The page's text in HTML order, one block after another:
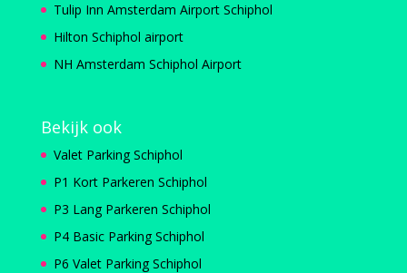
Tulip Inn Amsterdam Airport Schiphol
Hilton Schiphol airport
NH Amsterdam Schiphol Airport
Bekijk ook
Valet Parking Schiphol
P1 Kort Parkeren Schiphol
P3 Lang Parkeren Schiphol
P4 Basic Parking Schiphol
P6 Valet Parking Schiphol